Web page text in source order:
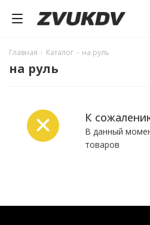
Главная - Каталог - на руль
на руль
К
В данный
товаров